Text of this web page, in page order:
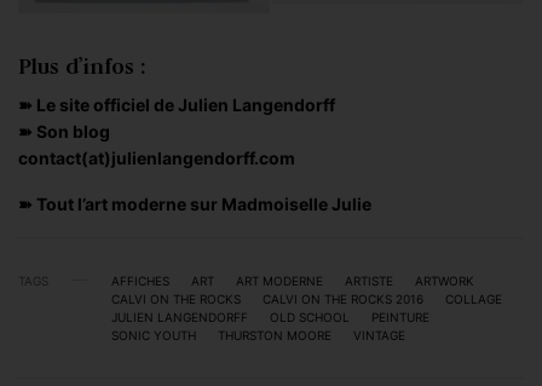
Plus d’infos :
➽ Le site officiel de Julien Langendorff
➽ Son blog
contact(at)julienlangendorff.com
➽Tout l’art moderne sur Madmoiselle Julie
TAGS AFFICHES ART ART MODERNE ARTISTE
ARTWORK
CALVI ON THE ROCKS
CALVI ON THE ROCKS 2016
COLLAGE
JULIEN LANGENDORFF
OLD SCHOOL
PEINTURE
SONIC YOUTH
THURSTON MOORE VINTAGE